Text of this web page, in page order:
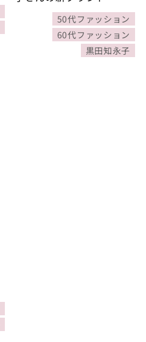
ュイノワール」50代ファッション
60代ファッション
黒田知永子